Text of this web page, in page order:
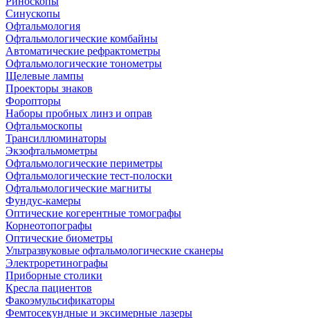
Синускопы
Офтальмология
Офтальмологические комбайны
Автоматические рефрактометры
Офтальмологические тонометры
Щелевые лампы
Проекторы знаков
Форопторы
Наборы пробных линз и оправ
Офтальмоскопы
Трансиллюминаторы
Экзофтальмометры
Офтальмологические периметры
Офтальмологические тест-полоски
Офтальмологические магниты
Фундус-камеры
Оптические когерентные томографы
Корнеотопографы
Оптические биометры
Ультразвуковые офтальмологические сканеры
Электроретинографы
Приборные столики
Кресла пациентов
Факоэмульсификаторы
Фемтосекундные и эксимерные лазеры